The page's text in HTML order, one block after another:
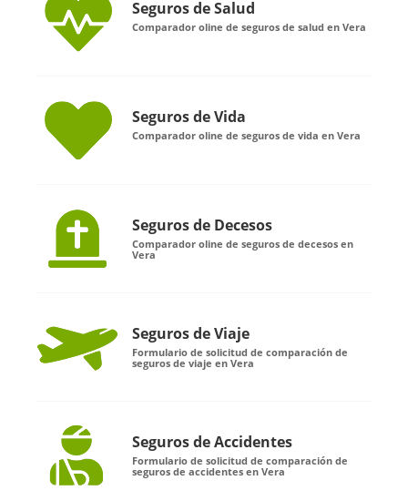
Seguros de Salud
Comparador oline de seguros de salud en Vera
Seguros de Vida
Comparador oline de seguros de vida en Vera
Seguros de Decesos
Comparador oline de seguros de decesos en
Vera
Seguros de Viaje
Formulario de solicitud de comparación de
seguros de viaje en Vera
Seguros de Accidentes
Formulario de solicitud de comparación de
seguros de accidentes en Vera